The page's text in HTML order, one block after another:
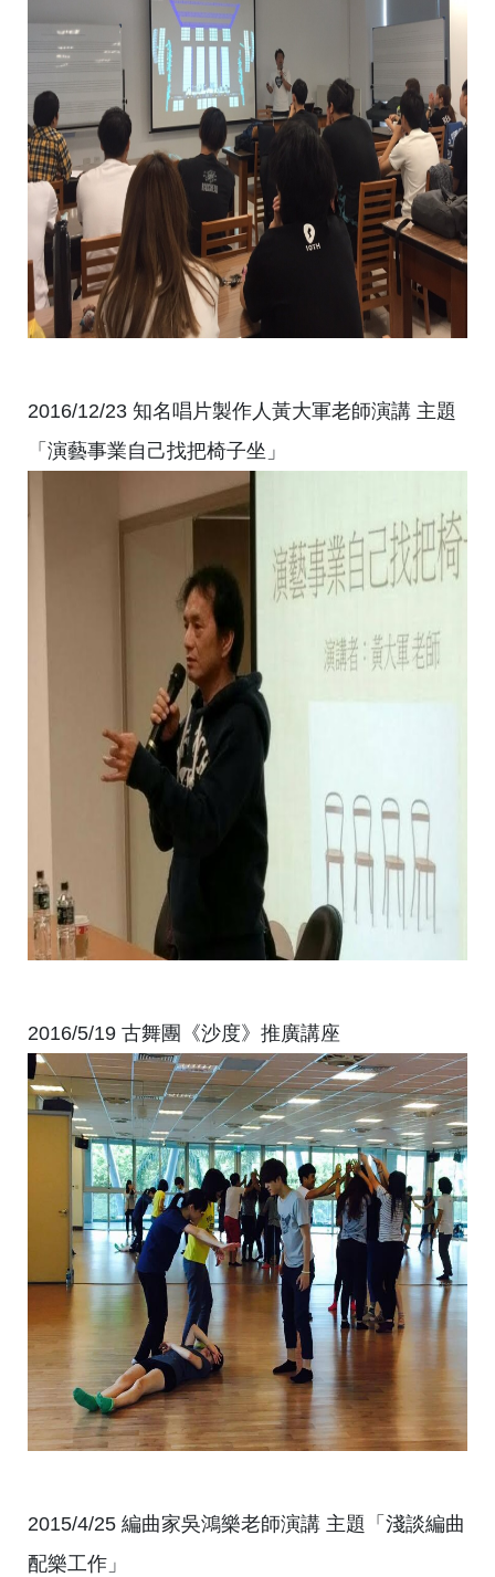
2016/12/23 知名唱片製作人黃大軍老師演講 主題
「演藝事業自己找把椅子坐」
2016/5/19 古舞團《沙度》推廣講座
2015/4/25 編曲家吳鴻樂老師演講 主題「淺談編曲
配樂工作」